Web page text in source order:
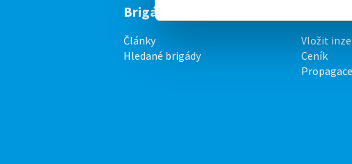
Brigádníci
Články
Hledané brigády
Vložit
Ceník
Propagace